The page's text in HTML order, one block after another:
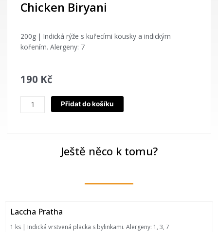
Chicken Biryani
200g | Indická rýže s kuřecími kousky a indickým
kořením. Alergeny: 7
190 Kč
Chicken
Biryani
Přidat do košíku
Ještě něco k tomu?
Laccha Pratha
1 ks | Indická vrstvená placka s bylinkami. Alergeny: 1, 3, 7